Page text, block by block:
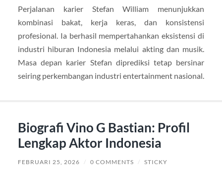
Perjalanan karier Stefan William menunjukkan
kombinasi bakat, kerja keras, dan konsistensi
profesional. Ia berhasil mempertahankan eksistensi di
industri hiburan Indonesia melalui akting dan musik.
Masa depan karier Stefan diprediksi tetap bersinar
seiring perkembangan industri entertainment nasional.
Biografi Vino G Bastian: Profil
Lengkap Aktor Indonesia
FEBRUARI 25, 2026 / 0 COMMENTS / STICKY